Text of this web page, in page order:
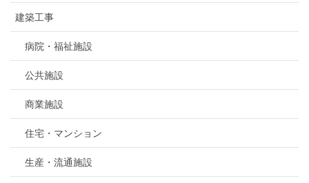
建築工事
病院・福祉施設
公共施設
商業施設
住宅・マンション
生産・流通施設